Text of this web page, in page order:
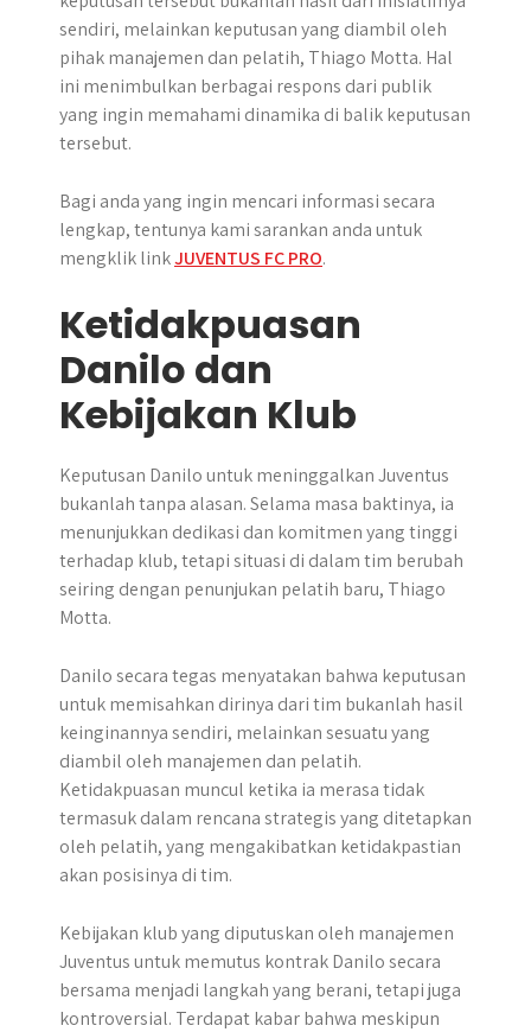
sendiri, melainkan keputusan yang diambil oleh
pihak manajemen dan pelatih, Thiago Motta.​ Hal
ini menimbulkan berbagai respons dari publik
yang ingin memahami dinamika di balik keputusan
tersebut.
Bagi anda yang ingin mencari informasi secara
lengkap, tentunya kami sarankan anda untuk
mengklik linkJUVENTUS FC PRO.
Ketidakpuasan
Danilo dan
Kebijakan Klub
Keputusan Danilo untuk meninggalkan Juventus
bukanlah tanpa alasan. Selama masa baktinya, ia
menunjukkan dedikasi dan komitmen yang tinggi
terhadap klub, tetapi situasi di dalam tim berubah
seiring dengan penunjukan pelatih baru, Thiago
Motta. ​
Danilo secara tegas menyatakan bahwa keputusan
untuk memisahkan dirinya dari tim bukanlah hasil
keinginannya sendiri, melainkan sesuatu yang
diambil oleh manajemen dan pelatih.​
Ketidakpuasan muncul ketika ia merasa tidak
termasuk dalam rencana strategis yang ditetapkan
oleh pelatih, yang mengakibatkan ketidakpastian
akan posisinya di tim.
Kebijakan klub yang diputuskan oleh manajemen
Juventus untuk memutus kontrak Danilo secara
bersama menjadi langkah yang berani, tetapi juga
kontroversial. Terdapat kabar bahwa meskipun